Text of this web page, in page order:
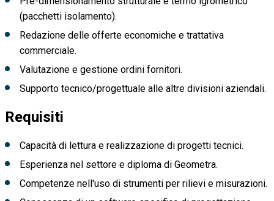
(pacchetti isolamento).
Redazione delle offerte economiche e trattativa
commerciale.
Valutazione e gestione ordini fornitori.
Supporto tecnico/progettuale alle altre divisioni aziendali.
Requisiti
Capacità di lettura e realizzazione di progetti tecnici.
Esperienza nel settore e diploma di Geometra.
Competenze nell'uso di strumenti per rilievi e misurazioni.